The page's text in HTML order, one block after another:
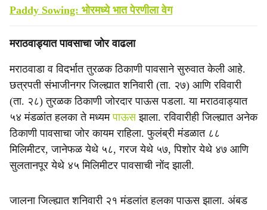
Paddy Sowing: भोरमध्ये भात पेरणीला वेग
मराठवाड्यात पावसाचा जोर वाढला
मराठवाडा व विदर्भात तुरळक ठिकाणी पावसाने सुरुवात केली आहे.
छत्रपती संभाजीनगर जिल्ह्यात शनिवारी (ता. २७) आणि रविवारी
(ता. २८) तुरळक ठिकाणी जोरदार पाऊस पडला. या मराठवाड्यात
५४ मंडळांत हलका ते मध्यमपाऊसझाला. रविवारीही जिल्ह्यात अनेक
ठिकाणी पावसाचा जोर कायम राहिला. फुलंब्री मंडळात ८८
मिलिमीटर, जानेफळ येथे ५८, गरज येथे ५७, पिशोर येथे ४७ आणि
सुलतानपूर येथे ४५ मिलिमीटर पावसाची नोंद झाली.
जालना जिल्ह्यात शनिवारी २१ मंडलांत हलका पाऊस झाला. अंबड